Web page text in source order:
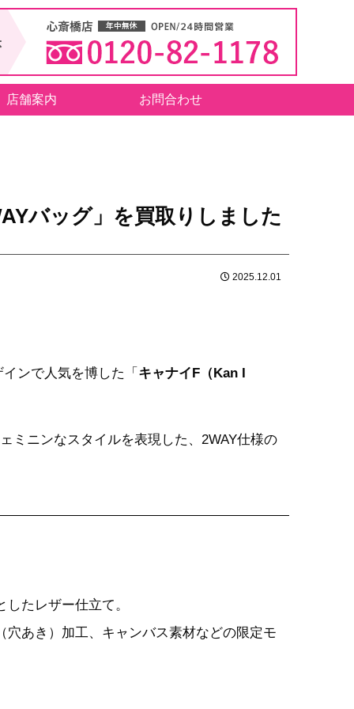
店舗案内 お問合わせ
バッグ」を買取りしました
2025.12.01
ンで人気を博した「 キャナイF（Kan I
ミニンなスタイルを表現した、2WAY仕様の
たレザー仕立て。
あき）加工、キャンバス素材などの限定モ